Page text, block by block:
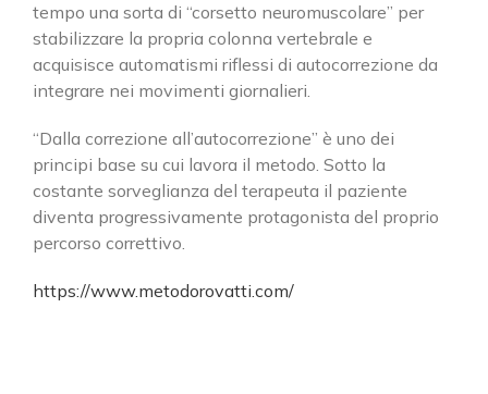
tempo una sorta di “corsetto neuromuscolare” per
stabilizzare la propria colonna vertebrale e
acquisisce automatismi riflessi di autocorrezione da
integrare nei movimenti giornalieri.
“Dalla correzione all’autocorrezione” è uno dei
principi base su cui lavora il metodo. Sotto la
costante sorveglianza del terapeuta il paziente
diventa progressivamente protagonista del proprio
percorso correttivo.
https://www.metodorovatti.com/